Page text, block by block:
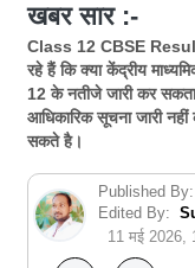
खबर सार :-
Class 12 CBSE Result
रहे हैं कि क्या केंद्रीय
12 के नतीजे जारी कर
आधिकारिक सूचना जारी
सकते है।
Published By:
Edited By:
11 मई 2026,